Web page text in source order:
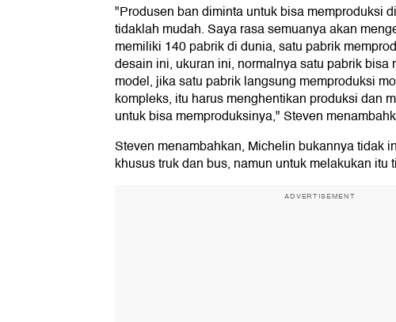
"Produsen ban diminta untuk bisa memproduksi
tidaklah mudah. Saya rasa semuanya akan
memiliki 140 pabrik di dunia, satu pabrik
desain ini, ukuran ini, normalnya satu pabrik bisa
model, jika satu pabrik langsung memproduksi
kompleks, itu harus menghentikan produksi dan
untuk bisa memproduksinya," Steven
Steven menambahkan, Michelin bukannya tidak
khusus truk dan bus, namun untuk melakukan itu
ADVERTISEMENT